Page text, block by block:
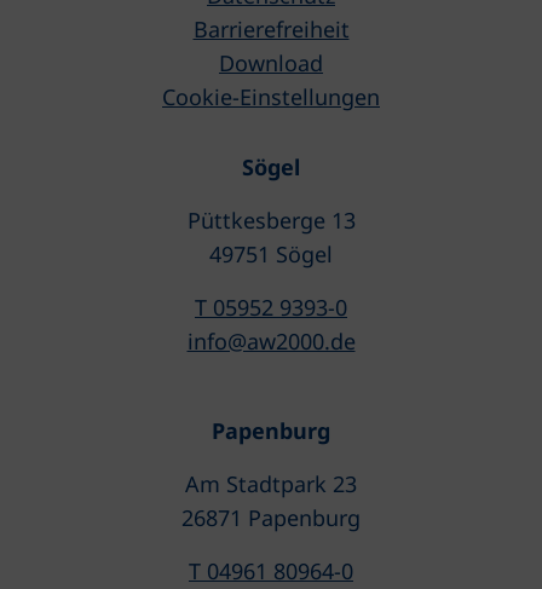
Barrierefreiheit
Download
Cookie-Einstellungen
Sögel
Püttkesberge 13
49751 Sögel
T 05952 9393-0
info@aw2000.de
Papenburg
Am Stadtpark 23
26871 Papenburg
T 04961 80964-0